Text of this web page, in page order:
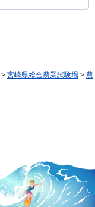
> 宮崎県総合農業試験場 > 農